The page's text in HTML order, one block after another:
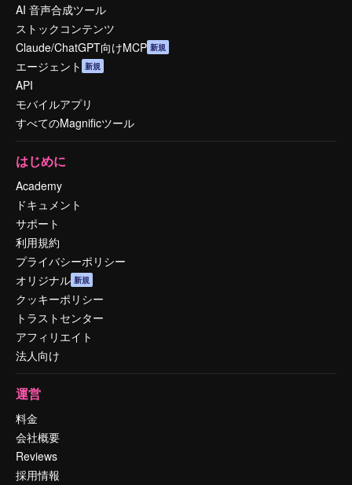
AI 音声合成ツール
ストックコンテンツ
Claude/ChatGPT向けMCP 新規
エージェント 新規
API
モバイルアプリ
すべてのMagnificツール
はじめに
Academy
ドキュメント
サポート
利用規約
プライバシーポリシー
オリジナル 新規
クッキーポリシー
トラストセンター
アフィリエイト
法人向け
運営
料金
会社概要
Reviews
採用情報